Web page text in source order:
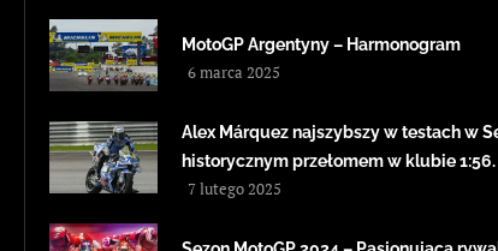
MotoGP Argentyny – Harmonogram
6 marca 2025
Alex Márquez najszybszy w testach w
historycznym przełomem w klubie 1:56.
7 lutego 2025